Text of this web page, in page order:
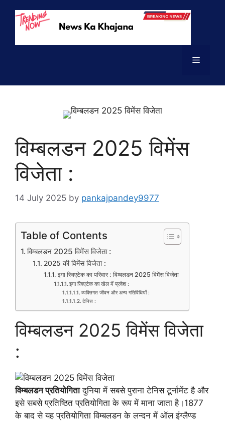
content
Menu
विम्बलडन 2025 विमेंस
विजेता :
14 July 2025 by pankajpandey9977
Table of Contents
विम्बलडन 2025 विमेंस विजेता :
2025 की विमेंस विजेता :
इगा स्विएटेक का परिवार : विम्बलडन 2025 विमेंस विजेता
इगा स्विएटेक का खेल में प्रवेश :
व्यक्तिगत जीवन और अन्य गतिविधियाँ :
टेनिस :
विम्बलडन 2025 विमेंस विजेता
:
विम्बलडन प्रतियोगितादुनिया में सबसे पुराना टेनिस टूर्नामेंट है और
इसे सबसे प्रतिष्ठित प्रतियोगिता के रूप में माना जाता है।1877
के बाद से यह प्रतियोगिता विम्बलडन के लन्दन में ऑल इंग्लैण्ड